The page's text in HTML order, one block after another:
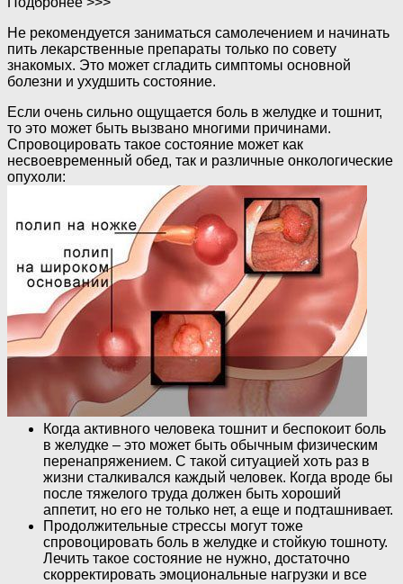
Не рекомендуется заниматься самолечением и начинать
пить лекарственные препараты только по совету
знакомых. Это может сгладить симптомы основной
болезни и ухудшить состояние.
Если очень сильно ощущается боль в желудке и тошнит,
то это может быть вызвано многими причинами.
Спровоцировать такое состояние может как
несвоевременный обед, так и различные онкологические
опухоли:
Когда активного человека тошнит и беспокоит боль
в желудке – это может быть обычным физическим
перенапряжением. С такой ситуацией хоть раз в
жизни сталкивался каждый человек. Когда вроде бы
после тяжелого труда должен быть хороший
аппетит, но его не только нет, а еще и подташнивает.
Продолжительные стрессы могут тоже
спровоцировать боль в желудке и стойкую тошноту.
Лечить такое состояние не нужно, достаточно
скорректировать эмоциональные нагрузки и все